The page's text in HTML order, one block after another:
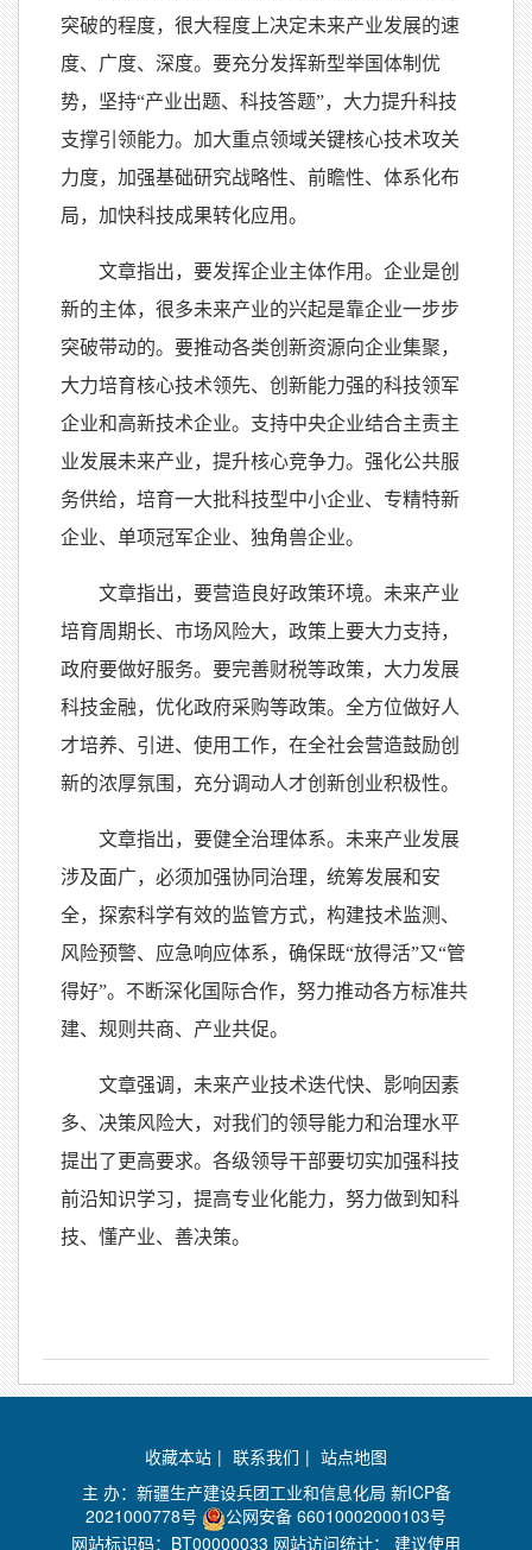
突破的程度，很大程度上决定未来产业发展的速
度、广度、深度。要充分发挥新型举国体制优
势，坚持“产业出题、科技答题”，大力提升科技
支撑引领能力。加大重点领域关键核心技术攻关
力度，加强基础研究战略性、前瞻性、体系化布
局，加快科技成果转化应用。
文章指出，要发挥企业主体作用。企业是创
新的主体，很多未来产业的兴起是靠企业一步步
突破带动的。要推动各类创新资源向企业集聚，
大力培育核心技术领先、创新能力强的科技领军
企业和高新技术企业。支持中央企业结合主责主
业发展未来产业，提升核心竞争力。强化公共服
务供给，培育一大批科技型中小企业、专精特新
企业、单项冠军企业、独角兽企业。
文章指出，要营造良好政策环境。未来产业
培育周期长、市场风险大，政策上要大力支持，
政府要做好服务。要完善财税等政策，大力发展
科技金融，优化政府采购等政策。全方位做好人
才培养、引进、使用工作，在全社会营造鼓励创
新的浓厚氛围，充分调动人才创新创业积极性。
文章指出，要健全治理体系。未来产业发展
涉及面广，必须加强协同治理，统筹发展和安
全，探索科学有效的监管方式，构建技术监测、
风险预警、应急响应体系，确保既“放得活”又“管
得好”。不断深化国际合作，努力推动各方标准共
建、规则共商、产业共促。
文章强调，未来产业技术迭代快、影响因素
多、决策风险大，对我们的领导能力和治理水平
提出了更高要求。各级领导干部要切实加强科技
前沿知识学习，提高专业化能力，努力做到知科
技、懂产业、善决策。
收藏本站 | 联系我们 | 站点地图
主 办：新疆生产建设兵团工业和信息化局 新ICP备
2021000778号
公网安备 66010002000103号
网站标识码：BT00000033 网站访问统计： 建议使用